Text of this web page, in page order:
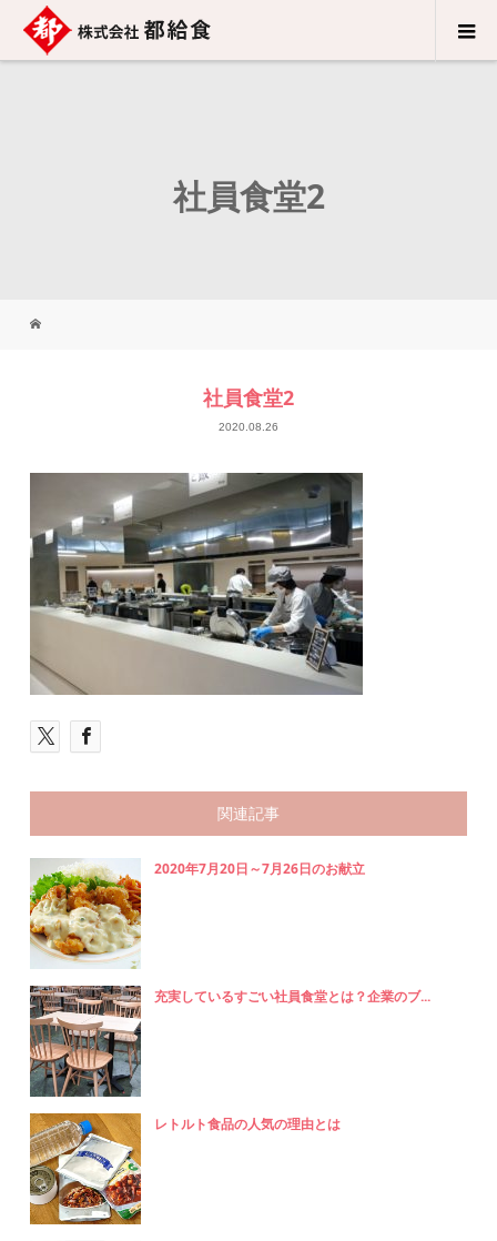
社員食堂2
社員食堂2
2020.08.26
関連記事
2020年7月20日～7月26日のお献立
充実しているすごい社員食堂とは？企業のブ...
レトルト食品の人気の理由とは